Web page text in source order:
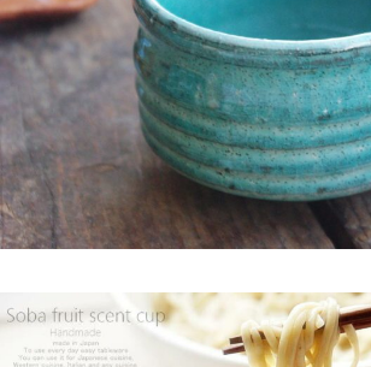
ひご覧ください。チャンネル登録お願いします
2025/2/5
≪テレビで紹介されました≫ 2024年1月21日
ビ『里見まさとのご町内探訪 おちょぼさんの
くふれあい散歩』で 白いごはん器のお店 ら
荷神社店が紹介されました。
≪おすすめ≫ちょこっとがうれしい♪何個あ
り豆皿